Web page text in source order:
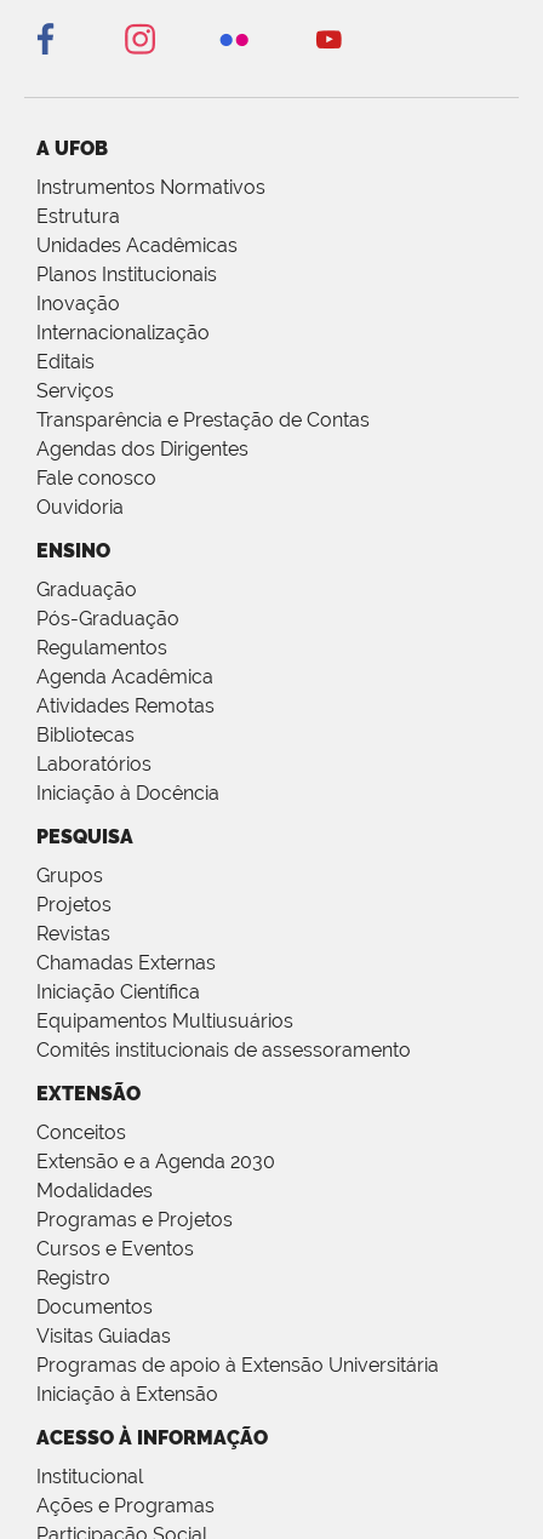
A UFOB
Instrumentos Normativos
Estrutura
Unidades Acadêmicas
Planos Institucionais
Inovação
Internacionalização
Editais
Serviços
Transparência e Prestação de Contas
Agendas dos Dirigentes
Fale conosco
Ouvidoria
ENSINO
Graduação
Pós-Graduação
Regulamentos
Agenda Acadêmica
Atividades Remotas
Bibliotecas
Laboratórios
Iniciação à Docência
PESQUISA
Grupos
Projetos
Revistas
Chamadas Externas
Iniciação Científica
Equipamentos Multiusuários
Comitês institucionais de assessoramento
EXTENSÃO
Conceitos
Extensão e a Agenda 2030
Modalidades
Programas e Projetos
Cursos e Eventos
Registro
Documentos
Visitas Guiadas
Programas de apoio à Extensão Universitária
Iniciação à Extensão
ACESSO À INFORMAÇÃO
Institucional
Ações e Programas